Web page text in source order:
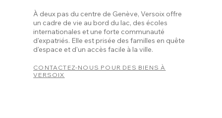
À deux pas du centre de Genève, Versoix offre
un cadre de vie au bord du lac, des écoles
internationales et une forte communauté
d'expatriés. Elle est prisée des familles en quête
d'espace et d'un accès facile à la ville.
CONTACTEZ-NOUS POUR DES BIENS À
VERSOIX